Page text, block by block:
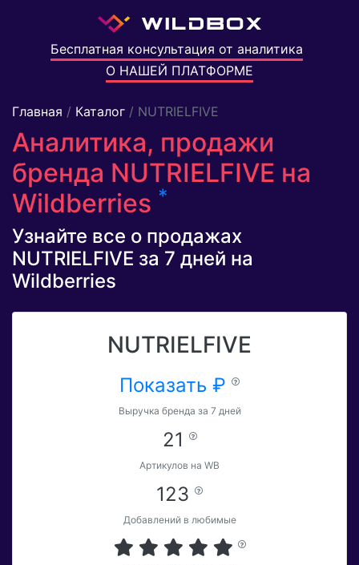
Бесплатная консультация от аналитика
О НАШЕЙ ПЛАТФОРМЕ
Главная / Каталог / NUTRIELFIVE
Аналитика, продажи
бренда NUTRIELFIVE на
Wildberries *
Узнайте все о продажах
NUTRIELFIVE за 7 дней на
Wildberries
NUTRIELFIVE
Показать ₽
Выручка бренда за 7 дней
21
Артикулов на WB
123
Добавлений в любимые